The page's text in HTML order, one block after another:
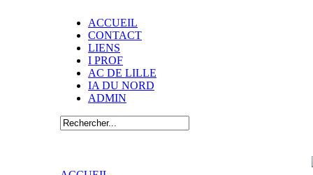
ACCUEIL
CONTACT
LIENS
I PROF
AC DE LILLE
IA DU NORD
ADMIN